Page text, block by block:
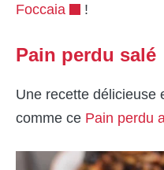
Foccaia
!
Pain perdu salé
Une recette délicieuse
comme ce Pain perdu